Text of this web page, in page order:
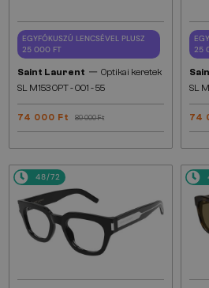
EGYFÓKUSZÚ LENCSÉVEL PLUSZ
25 000 FT
Saint Laurent — Optikai keretek
SL M153 OPT - 001 - 55
74 000 Ft 89 000 Ft
25
SL
74
48/72